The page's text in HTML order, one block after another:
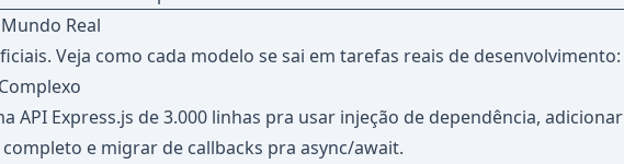
Real
Veja como cada modelo se sai em tarefas reais de desenvolvimento:
API Express.js de 3.000 linhas pra usar injeção de dependência, adicionar
e migrar de callbacks pra async/await.